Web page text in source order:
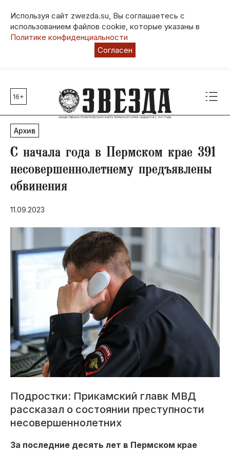
Используя сайт zwezda.su, Вы соглашаетесь с
использованием файлов cookie, которые указаны в
Политике конфиденциальности
Согласен
Главные темы
80 лет Победы
Молодежная столица РФ
СВО
Социальная поддержка
Инфраструктура
Благоустройство
16+
Архив
С начала года в Пермском крае 391
несовершеннолетнему предъявлены
обвинения
11.09.2023
Подростки: Прикамский главк МВД
рассказал о состоянии преступности
несовершеннолетних
За последние десять лет в Пермском крае